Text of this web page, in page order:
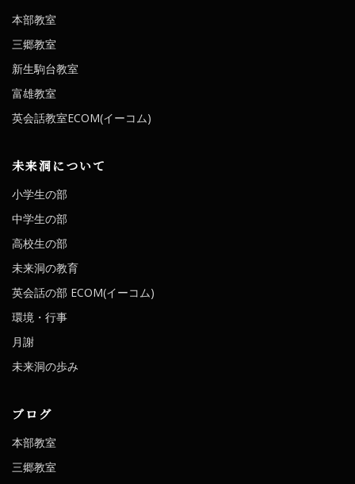
本部教室
三郷教室
新生駒台教室
富雄教室
英会話教室ECOM(イーコム)
未来洞について
小学生の部
中学生の部
高校生の部
未来洞の教育
英会話の部 ECOM(イーコム)
環境・行事
月謝
未来洞の歩み
ブログ
本部教室
三郷教室